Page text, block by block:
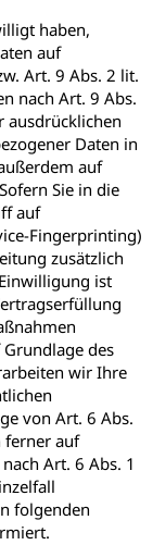
haben,
auf
Art. 9 Abs. 2 lit.
nach Art. 9 Abs.
ausdrücklichen
Daten in
auf
Sie in die
auf
Fingerprinting)
zusätzlich
ist
des
wir Ihre
von Art. 6 Abs.
ferner auf
Art. 6 Abs. 1
folgenden